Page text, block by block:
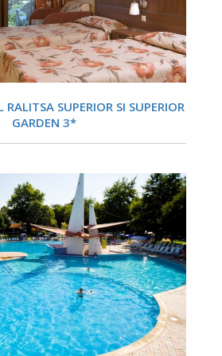
DETALIISUPERIOR SI SUPERIOR
GARDEN 3*